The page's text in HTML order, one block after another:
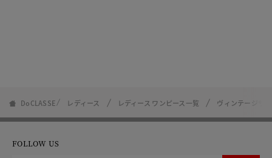
DoCLASSE レディース レディース ワンピース一覧 ヴィンテージサ
FOLLOW US